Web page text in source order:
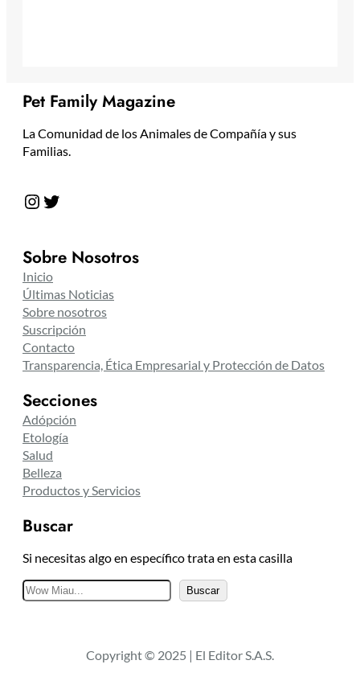
Pet Family Magazine
La Comunidad de los Animales de Compañía y sus
Familias.
Instagram Twitter
Sobre Nosotros
Inicio
Últimas Noticias
Sobre nosotros
Suscripción
Contacto
Transparencia, Ética Empresarial y Protección de Datos
Secciones
Adópción
Etología
Salud
Belleza
Productos y Servicios
Buscar
Si necesitas algo en específico trata en esta casilla
u
a
Buscar
Copyright © 2025 | El Editor S.A.S.